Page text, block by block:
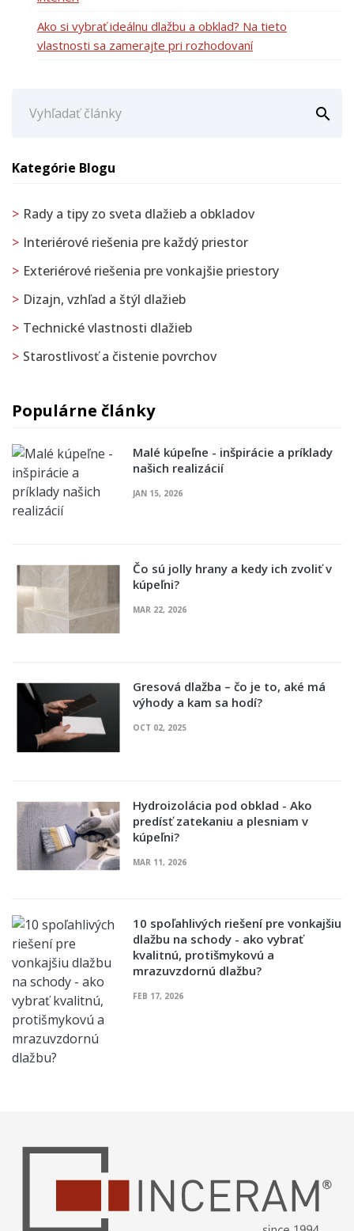
Ako si vybrať ideálnu dlažbu a obklad? Na tieto
vlastnosti sa zamerajte pri rozhodovaní

Kategórie Blogu
Rady a tipy zo sveta dlažieb a obkladov
Interiérové riešenia pre každý priestor
Exteriérové riešenia pre vonkajšie priestory
Dizajn, vzhľad a štýl dlažieb
Technické vlastnosti dlažieb
Starostlivosť a čistenie povrchov
Populárne články
Malé kúpeľne - inšpirácie a príklady
našich realizácií
JAN 15, 2026
Čo sú jolly hrany a kedy ich zvoliť v
kúpeľni?
MAR 22, 2026
Gresová dlažba – čo je to, aké má
výhody a kam sa hodí?
OCT 02, 2025
Hydroizolácia pod obklad - Ako
predísť zatekaniu a plesniam v
kúpeľni?
MAR 11, 2026
10 spoľahlivých riešení pre vonkajšiu
dlažbu na schody - ako vybrať
kvalitnú, protišmykovú a
mrazuvzdornú dlažbu?
FEB 17, 2026